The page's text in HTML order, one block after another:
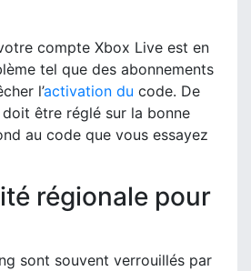
compte Xbox Live est en
tel que des abonnements
l’activation du code. De
être réglé sur la bonne
au code que vous essayez
régionale pour
sont souvent verrouillés par